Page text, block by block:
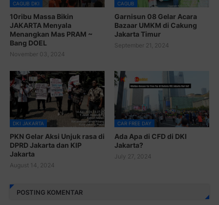
CAGUB DKI
10ribu Massa Bikin
JAKARTA Menyala
Menangkan Mas PRAM ~
Bang DOEL
November 03, 2024
CAGUB
Garnisun 08 Gelar Acara
Bazaar UMKM di Cakung
Jakarta Timur
September 21, 2024
DKI JAKARTA
PKN Gelar Aksi Unjuk rasa di
DPRD Jakarta dan KIP
Jakarta
August 14, 2024
CAR FREE DAY
Ada Apa di CFD di DKI
Jakarta?
July 27, 2024
POSTING KOMENTAR